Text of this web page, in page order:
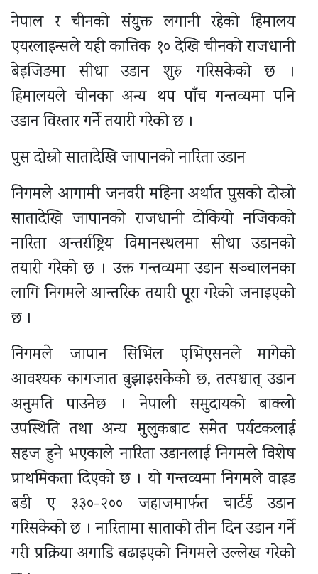
नेपाल र चीनको संयुक्त लगानी रहेको हिमालय
एयरलाइन्सले यही कात्तिक १० देखि चीनको राजधानी
बेइजिङमा सीधा उडान शुरु गरिसकेको छ ।
हिमालयले चीनका अन्य थप पाँच गन्तव्यमा पनि
उडान विस्तार गर्ने तयारी गरेको छ ।
पुस दोस्रो सातादेखि जापानको नारिता उडान
निगमले आगामी जनवरी महिना अर्थात पुसको दोस्रो
सातादेखि जापानको राजधानी टोकियो नजिकको
नारिता अन्तर्राष्ट्रिय विमानस्थलमा सीधा उडानको
तयारी गरेको छ । उक्त गन्तव्यमा उडान सञ्चालनका
लागि निगमले आन्तरिक तयारी पूरा गरेको जनाइएको
छ ।
निगमले जापान सिभिल एभिएसनले मागेको
आवश्यक कागजात बुझाइसकेको छ, तत्पश्चात् उडान
अनुमति पाउनेछ । नेपाली समुदायको बाक्लो
उपस्थिति तथा अन्य मुलुकबाट समेत पर्यटकलाई
सहज हुने भएकाले नारिता उडानलाई निगमले विशेष
प्राथमिकता दिएको छ । यो गन्तव्यमा निगमले वाइड
बडी ए ३३०-२०० जहाजमार्फत चार्टर्ड उडान
गरिसकेको छ । नारितामा साताको तीन दिन उडान गर्ने
गरी प्रक्रिया अगाडि बढाइएको निगमले उल्लेख गरेको